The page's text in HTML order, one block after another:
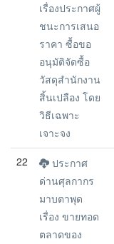
เรื่องประกาศผู้
ชนะการเสนอ
ราคา ซื้อขอ
อนุมัติจัดซื้อ
วัสดุสำนักงาน
สิ้นเปลือง โดย
วิธีเฉพาะ
เจาะจง
22
ประกาศ
ด่านศุลกากร
มาบตาพุด
เรื่อง ขายทอด
ตลาดของ